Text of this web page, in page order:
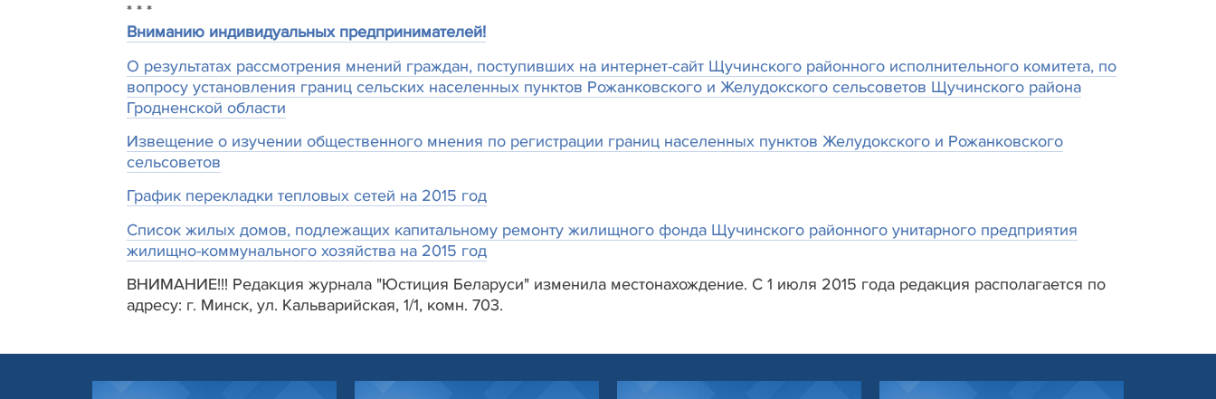
* * *
Вниманию индивидуальных предпринимателей!
О результатах рассмотрения мнений граждан, поступивших на интернет-сайт Щучинского районного исполнительного комитета, по
вопросу установления границ сельских населенных пунктов Рожанковского и Желудокского сельсоветов Щучинского района
Гродненской области
Извещение о изучении общественного мнения по регистрации границ населенных пунктов Желудокского и Рожанковского
сельсоветов
График перекладки тепловых сетей на 2015 год
Список жилых домов, подлежащих капитальному ремонту жилищного фонда Щучинского районного унитарного предприятия
жилищно-коммунального хозяйства на 2015 год
ВНИМАНИЕ!!! Редакция журнала "Юстиция Беларуси" изменила местонахождение. С 1 июля 2015 года редакция располагается по
адресу: г. Минск, ул. Кальварийская, 1/1, комн. 703.